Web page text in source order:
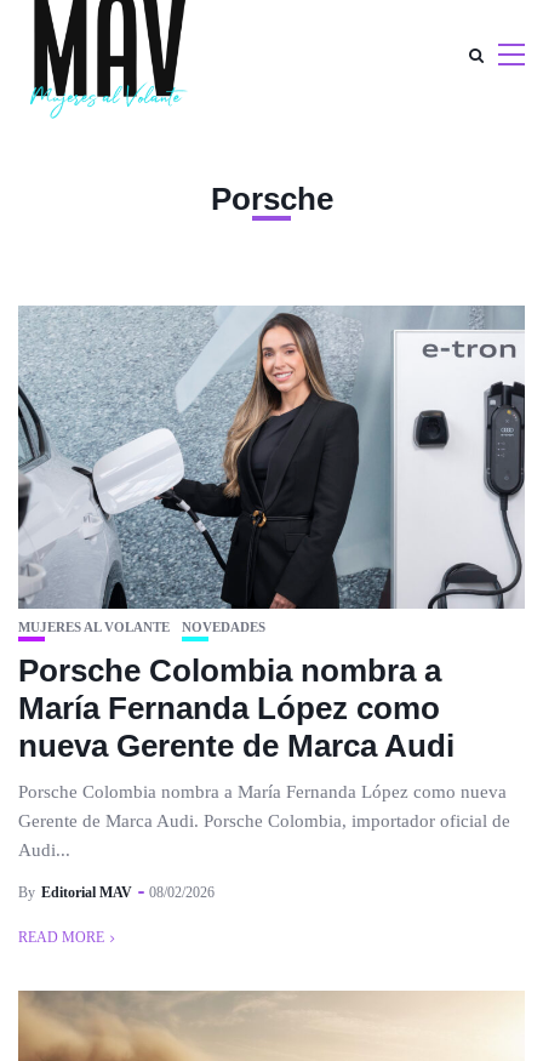
Porsche
MUJERES AL VOLANTE NOVEDADES
Porsche Colombia nombra a
María Fernanda López como
nueva Gerente de Marca Audi
Porsche Colombia nombra a María Fernanda López como nueva
Gerente de Marca Audi. Porsche Colombia, importador oficial de
Audi...
By Editorial MAV 08/02/2026
READ MORE